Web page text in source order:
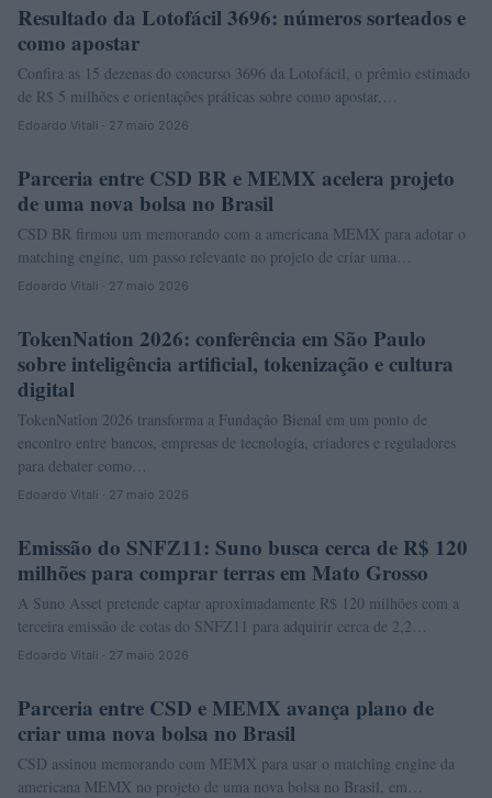
FINANÇA
Resultado da Lotofácil 3696: números sorteados e
como apostar
Confira as 15 dezenas do concurso 3696 da Lotofácil, o prêmio estimado
de R$ 5 milhões e orientações práticas sobre como apostar,…
Edoardo Vitali · 27 maio 2026
NEWS
Parceria entre CSD BR e MEMX acelera projeto
de uma nova bolsa no Brasil
CSD BR firmou um memorando com a americana MEMX para adotar o
matching engine, um passo relevante no projeto de criar uma…
Edoardo Vitali · 27 maio 2026
CRYPTO
TokenNation 2026: conferência em São Paulo
sobre inteligência artificial, tokenização e cultura
digital
TokenNation 2026 transforma a Fundação Bienal em um ponto de
encontro entre bancos, empresas de tecnologia, criadores e reguladores
para debater como…
Edoardo Vitali · 27 maio 2026
INVESTIMENTOS
Emissão do SNFZ11: Suno busca cerca de R$ 120
milhões para comprar terras em Mato Grosso
A Suno Asset pretende captar aproximadamente R$ 120 milhões com a
terceira emissão de cotas do SNFZ11 para adquirir cerca de 2,2…
Edoardo Vitali · 27 maio 2026
NEWS
Parceria entre CSD e MEMX avança plano de
criar uma nova bolsa no Brasil
CSD assinou memorando com MEMX para usar o matching engine da
americana MEMX no projeto de uma nova bolsa no Brasil, em…